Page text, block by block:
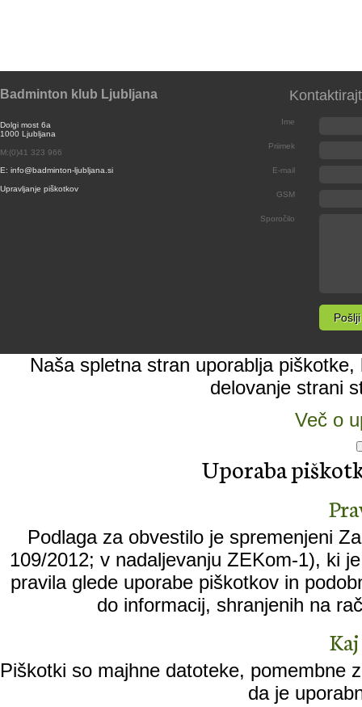
Badminton klub Ljubljana
Dolgi most 6a
1000 Ljubljana
M:(0)41 323 966
E: info@badminton-ljubljana.si
Upravljanje piškotkov
Ime
Priimek
E-mail
GSM
Sporočilo
Naša spletna stran uporablja
delovanje strani
Več o
Uporaba
Podlaga za obvestilo je spremenjeni
109/2012; v nadaljevanju ZEKom-1), ki
pravila glede uporabe piškotkov in
do informacij, shranjenih na
Piškotki so majhne datoteke, pomembne
da je